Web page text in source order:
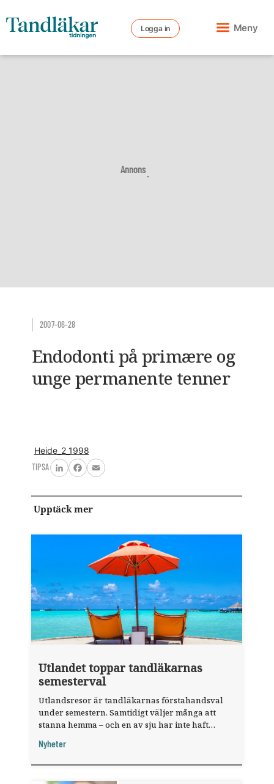
Logga in Meny
Annons
2007-06-28
Endodonti på primære og
unge permanente tenner
Heide_2_1998
TIPSA
LinkedInFacebook
Email
Upptäck mer
Utlandet toppar tandläkarnas
semesterval
Utlandsresor är tandläkarnas förstahandsval
under semestern. Samtidigt väljer många att
stanna hemma – och en av sju har inte haft
fråga".
Nyheter